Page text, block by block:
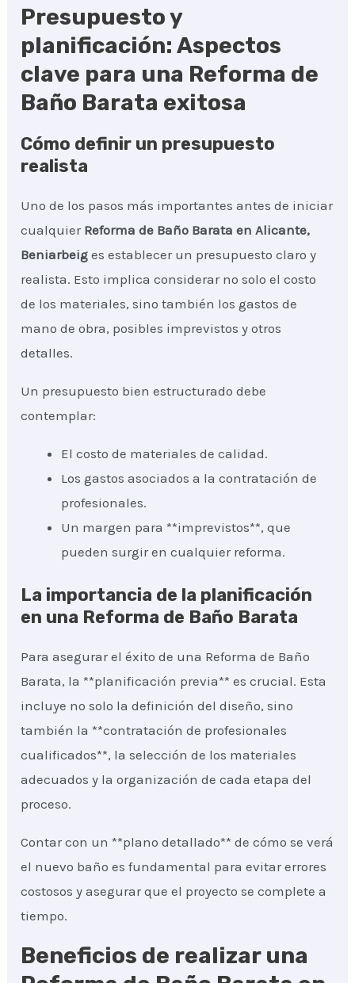
Presupuesto y
planificación: Aspectos
clave para una Reforma de
Baño Barata exitosa
Cómo definir un presupuesto
realista
Uno de los pasos más importantes antes de iniciar
cualquier Reforma de Baño Barata en Alicante,
Beniarbeiges establecer un presupuesto claro y
realista. Esto implica considerar no solo el costo
de los materiales, sino también los gastos de
mano de obra, posibles imprevistos y otros
detalles.
Un presupuesto bien estructurado debe
contemplar:
El costo de materiales de calidad.
Los gastos asociados a la contratación de
profesionales.
Un margen para **imprevistos**, que
pueden surgir en cualquier reforma.
La importancia de la planificación
en una Reforma de Baño Barata
Para asegurar el éxito de una Reforma de Baño
Barata, la **planificación previa** es crucial. Esta
incluye no solo la definición del diseño, sino
también la **contratación de profesionales
cualificados**, la selección de los materiales
adecuados y la organización de cada etapa del
proceso.
Contar con un **plano detallado** de cómo se verá
el nuevo baño es fundamental para evitar errores
costosos y asegurar que el proyecto se complete a
tiempo.
Beneficios de realizar una